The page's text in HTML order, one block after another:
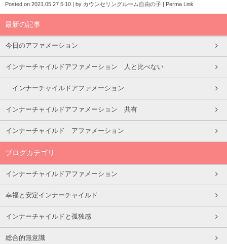
Posted on 2021.05.27 5:10 | by カウンセリングルーム自由の子 | Perma Link
最新の記事
今日のアファメーション
インナーチャイルドアファメーション 人と比べない
インナーチャイルドアファメーション
インナーチャイルドアファメーション 共有
インナーチャイルド アファメーション
ブログカテゴリ
インナーチャイルドアファメーション
幸福と安定インナーチャイルド
インナーチャイルドと孤独感
総合的無意識